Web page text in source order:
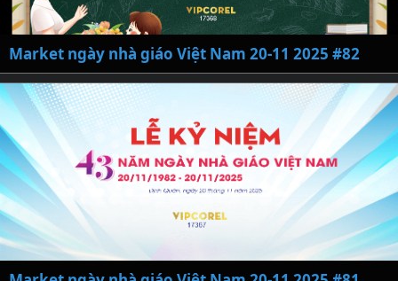
Market ngày nhà giáo Việt Nam 20-11 2025 #82